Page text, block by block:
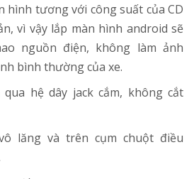
hình tương với công suất của CD
vì vậy lắp màn hình android sẽ
nguồn điện, không làm ảnh
bình thường của xe.
hệ dây jack cắm, không cắt
lăng và trên cụm chuột điều